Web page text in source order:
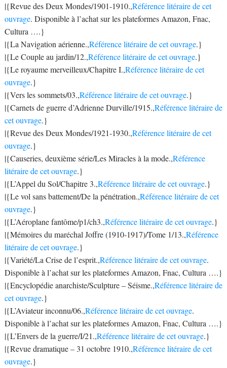
|{Revue des Deux Mondes/1901-1910.,Référence litéraire de cet
ouvrage. Disponible à l’achat sur les plateformes Amazon, Fnac,
Cultura ….}
|{La Navigation aérienne.,Référence litéraire de cet ouvrage.}
|{Le Couple au jardin/12.,Référence litéraire de cet ouvrage.}
|{Le royaume merveilleux/Chapitre I.,Référence litéraire de cet
ouvrage.}
|{Vers les sommets/03.,Référence litéraire de cet ouvrage.}
|{Carnets de guerre d’Adrienne Durville/1915.,Référence litéraire de
cet ouvrage.}
|{Revue des Deux Mondes/1921-1930.,Référence litéraire de cet
ouvrage.}
|{Causeries, deuxième série/Les Miracles à la mode.,Référence
litéraire de cet ouvrage.}
|{L’Appel du Sol/Chapitre 3.,Référence litéraire de cet ouvrage.}
|{Le vol sans battement/De la pénétration.,Référence litéraire de cet
ouvrage.}
|{L’Aéroplane fantôme/p1/ch3.,Référence litéraire de cet ouvrage.}
|{Mémoires du maréchal Joffre (1910-1917)/Tome 1/13.,Référence
litéraire de cet ouvrage.}
|{Variété/La Crise de l’esprit.,Référence litéraire de cet ouvrage.
Disponible à l’achat sur les plateformes Amazon, Fnac, Cultura ….}
|{Encyclopédie anarchiste/Sculpture – Séisme.,Référence litéraire de
cet ouvrage.}
|{L’Aviateur inconnu/06.,Référence litéraire de cet ouvrage.
Disponible à l’achat sur les plateformes Amazon, Fnac, Cultura ….}
|{L’Envers de la guerre/I/21.,Référence litéraire de cet ouvrage.}
|{Revue dramatique – 31 octobre 1910.,Référence litéraire de cet
ouvrage.}